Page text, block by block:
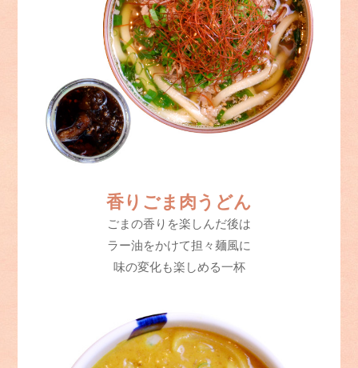
香りごま肉うどん
ごまの香りを楽しんだ後は
ラー油をかけて担々麺風に
味の変化も楽しめる一杯